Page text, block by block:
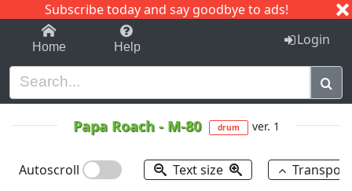
Subscribe today and say goodbye to ads!
1-9 C I J
Home Help Login
Papa Roach- M-80 drum ver. 1
Autoscroll Text size